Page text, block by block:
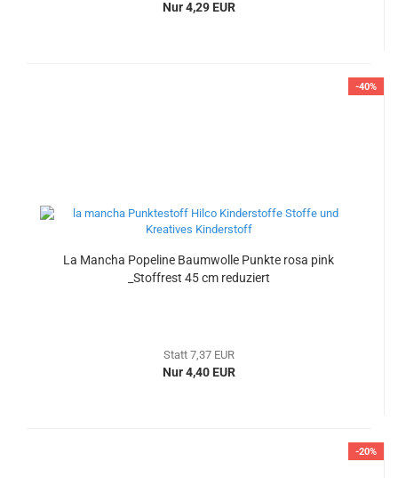
Nur 4,29 EUR
-40%
La Mancha Popeline Baumwolle Punkte rosa pink
_Stoffrest 45 cm reduziert
Statt 7,37 EUR
Nur 4,40 EUR
-20%